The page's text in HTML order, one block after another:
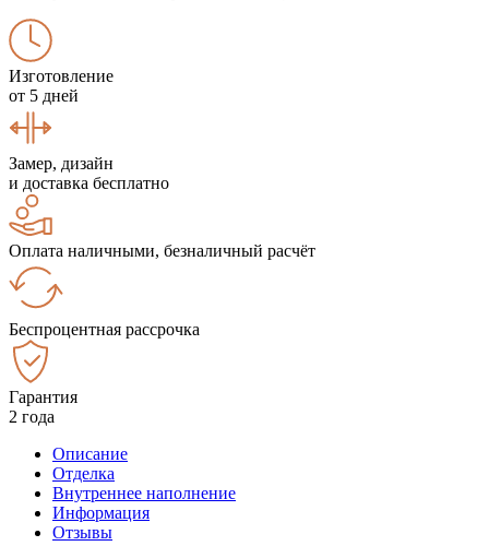
Изготовление
от 5 дней
Замер, дизайн
и доставка бесплатно
Оплата наличными, безналичный расчёт
Беспроцентная рассрочка
Гарантия
2 года
Описание
Отделка
Внутреннее наполнение
Информация
Отзывы